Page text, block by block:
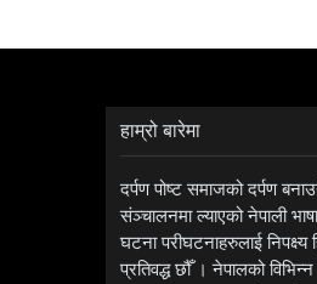
हाम्रो बारेमा
दर्पण पोष्ट समाजको दर्पण
संञ्चालनमा ल्याएको नेपाली
घटना परीघटनाहरुलाई निपक्ष्य
प्रतिवद्ध छौँ । नेपालको